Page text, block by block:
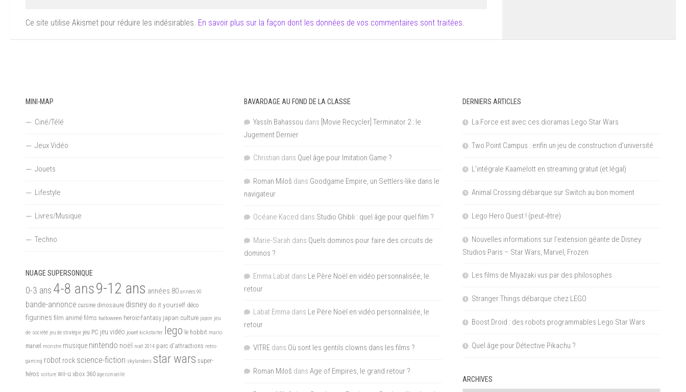
Ce site utilise Akismet pour réduire les indésirables. En savoir plus sur la façon dont les données de vos commentaires sont traitées
MINI-MAP
Ciné/Télé
Jeux Vidéo
Jouets
Lifestyle
Livres/Musique
Techno
NUAGE SUPERSONIQUE
0-3 ans 4-8 ans9-12 ans années 80 années 90
bande-annonce cuisine dinosaure disney do it yourself déco
figurines film animé films halloween heroic-fantasy japan culture japon jeu
de société jeu de stratégie jeu PC jeu vidéo jouet kickstarter lego le hobbit mario
marvel monstre musique nintendo noël noël 2014 parc d'attractions retro-
gaming robot rock science-fiction skylanders star wars super-
héros voiture wii-u xbox 360 âge conseillé
BAVARDAGE AU FOND DE LA CLASSE
YassIn Bahassou dans [Movie Recycler] Terminator 2 : le
Jugement Dernier
Christian dans Quel âge pour Imitation Game ?
Roman Miloš dans Goodgame Empire, un Settlers-like dans le
navigateur
Océane Kaced dans Studio Ghibli : quel âge pour quel film ?
Marie-Sarah dans Quels dominos pour faire des circuits de
dominos ?
Emma Labatdans Le Père Noël en vidéo personnalisée, le
retour
Labat Emma dans Le Père Noël en vidéo personnalisée, le
retour
VITREdans Où sont les gentils clowns dans les films ?
Roman Miloš dans Age of Empires, le grand retour ?
DERNIERS ARTICLES
La Force est avec ces dioramas Lego Star Wars
Two Point Campus : enfin un jeu de construction d’université
L’intégrale Kaamelott en streaming gratuit (et légal)
Animal Crossing débarque sur Switch au bon moment
Lego Hero Quest ! (peut-être)
Nouvelles informations sur l’extension géante de Disney
Studios Paris – Star Wars, Marvel, Frozen
Les films de Miyazaki vus par des philosophes
Stranger Things débarque chez LEGO
Boost Droid : des robots programmables Lego Star Wars
Quel âge pour Détective Pikachu ?
ARCHIVES